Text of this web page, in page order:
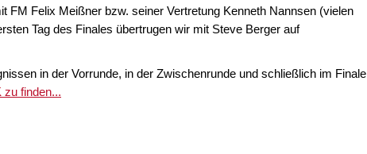
FM Felix Meißner bzw. seiner Vertretung Kenneth Nannsen (vielen
Tag des Finales übertrugen wir mit Steve Berger auf
in der Vorrunde, in der Zwischenrunde und schließlich im Finale
zu finden...